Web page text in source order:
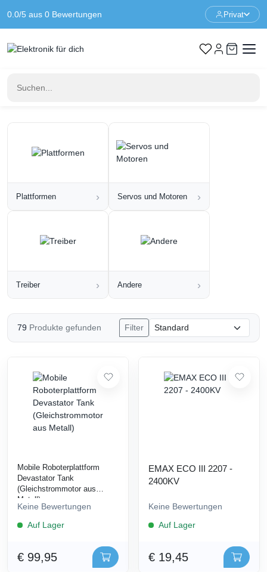
0.0/5 aus 0 Bewertungen Privat
Rädern oder sogar eine Raupenkette. Erweitern Sie Ihren Roboter
Plattformen › Servos und Motoren ›
Treiber › Andere ›
79 Produkte gefunden Filter
Mobile Roboterplattform
Devastator Tank
(Gleichstrommotor aus
Metall)
Keine Bewertungen
Auf Lager
€ 99,95
EMAX ECO III 2207 -
2400KV
Keine Bewertungen
Auf Lager
€ 19,45